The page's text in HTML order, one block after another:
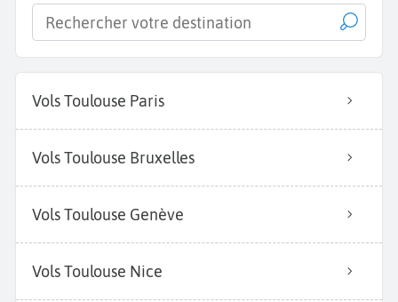
Vols Toulouse Paris
Vols Toulouse Bruxelles
Vols Toulouse Genève
Vols Toulouse Nice